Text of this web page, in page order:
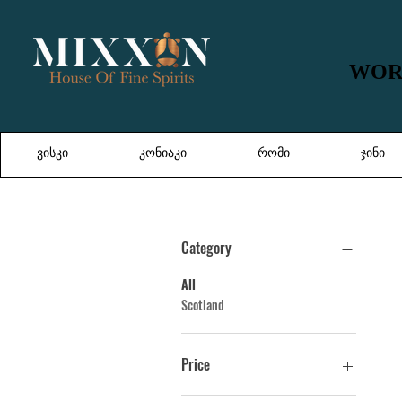
Category
All
Scotland
Price
ვისკი კონიაკი რომი ჯინი